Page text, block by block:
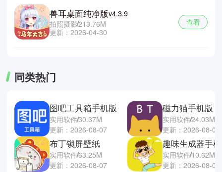
兽耳桌面纯净版v4.3.9
拍照摄影213.76M
更新：2026-04-30
查看
同类热门
图吧工具箱手机版
实用软件30.37M
更新：2026-08-07
布丁锁屏壁纸
实用软件63.25M
更新：2026-08-07
磁力猫手机版
实用软件24.03M
更新：2026-08-07
趣味生成器手
实用软件10.62M
更新：2026-08-07